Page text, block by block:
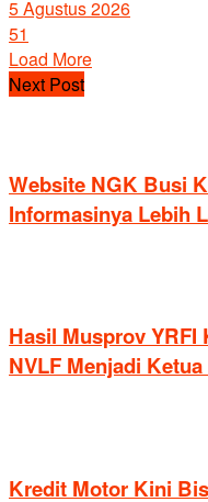
5 Agustus 2026
51
Load More
Next Post
Website NGK Busi
Informasinya Lebih
Hasil Musprov
NVLF Menjadi
Kredit Motor Kini